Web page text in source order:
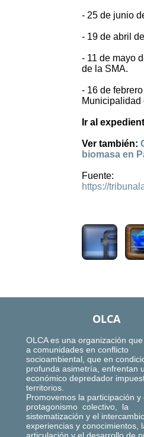
- 25 de junio
- 19 de abril
- 11 de mayo
de la SMA.
- 16 de
Municipalidad
Ir al
Ver también:
biomasa en
Fuente:
https://
OLCA
OLCA es una organización
a comunidades en conflicto
socioambiental, que en
profunda asimetría, enfrentan
económico depredador
territorios.
Promovemos la participación y
protagonismo colectivo, la
sistematización y el
experiencias y conocimientos,